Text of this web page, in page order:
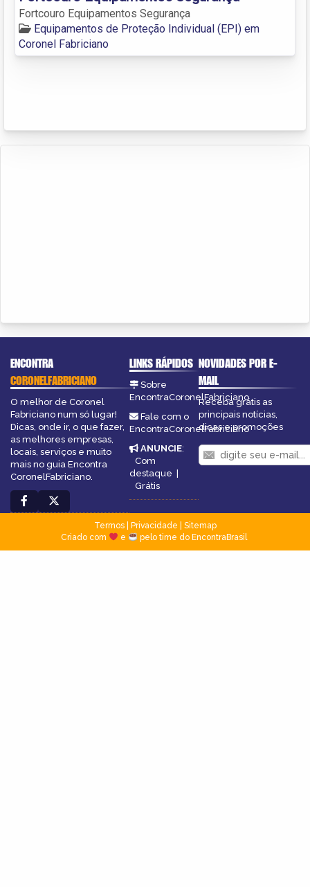
Fortcouro Equipamentos Segurança
Equipamentos de Proteção Individual (EPI) em
Coronel Fabriciano
ENCONTRA
CORONELFABRICIANO
O melhor de Coronel
Fabriciano num só lugar!
Dicas, onde ir, o que fazer,
as melhores empresas,
locais, serviços e muito
mais no guia Encontra
CoronelFabriciano.
LINKS RÁPIDOS
Sobre
EncontraCoronelFabriciano
Fale com o
EncontraCoronelFabriciano
ANUNCIE:
Com
destaque |
Grátis
NOVIDADES POR E-
MAIL
Receba grátis as
principais notícias,
dicas e promoções
Termos| Privacidade
Sitemap
Criado com
e pelo time do EncontraBrasil